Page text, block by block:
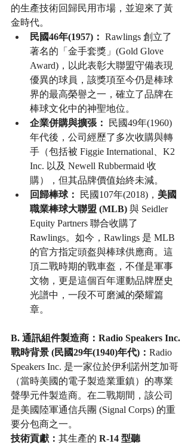
的生產技術回歸民用市場，並迎來了黃
金時代。
民國46年(1957)： Rawlings 創立了
著名的「金手套獎」(Gold Glove
Award)，以此表彰大聯盟守備表現
優異的球員，該獎項至今仍是棒球
界的最高榮譽之一，確立了品牌在
棒球文化中的神聖地位。
企業併購與擴張：
民國49年(1960)
年代後，公司經歷了多次收購與轉
手（包括被 Figgie International、K2
Inc. 以及 Newell Rubbermaid 收
購），但其品牌價值始終未減。
回歸棒球：
民國107年(2018)， 美國
職業棒球大聯盟 (MLB) 與 Seidler
Equity Partners 聯合收購了
Rawlings。如今，Rawlings 是 MLB
的官方指定頭盔與棒球供應商。這
頂二戰時期的戰車盔，不僅是軍事
文物，更是這個百年運動品牌歷史
光譜中，一段不可磨滅的榮耀篇
章。
B. 通訊組件製造商：Radio Speakers Inc.
戰時背景 (民國29年(1940)年代)： Radio
Speakers Inc. 是一家位於伊利諾州芝加哥
（當時美國的電子製造業重鎮）的專業
聲學元件製造商。在二戰期間，該公司
是美國陸軍通信兵團 (Signal Corps) 的重
要分包商之一。
技術貢獻： 其生產的 R-14 型聽